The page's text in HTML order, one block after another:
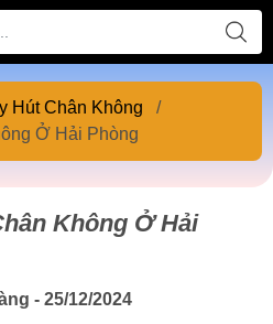
Hút Chân Không
/
Ở Hải Phòng
Không Ở Hải
- 25/12/2024